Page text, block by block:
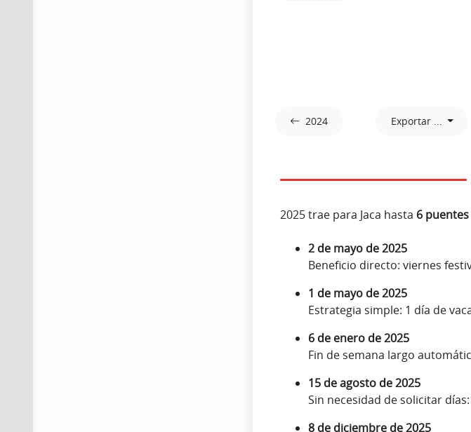
2024 Exportar ...
2025 trae para Jaca hasta 6 puentes
2 de mayo de 2025
Beneficio directo: viernes
1 de mayo de 2025
Estrategia simple: 1 día de
6 de enero de 2025
Fin de semana largo
15 de agosto de 2025
Sin necesidad de solicitar
8 de diciembre de 2025